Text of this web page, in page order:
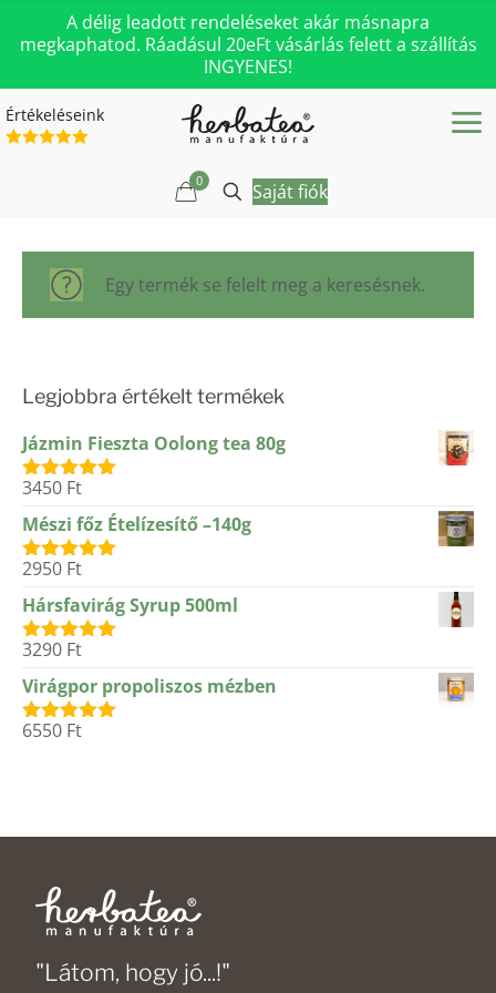
A délig leadott rendeléseket akár másnapra
megkaphatod. Ráadásul 20eFt vásárlás felett a szállítás
INGYENES!
Értékeléseink
0 Saját fiók
Egy termék se felelt meg a keresésnek.
Legjobbra értékelt termékek
Jázmin Fieszta Oolong tea 80g
Értékelés:
3450 Ft
Mészi főz Ételízesítő –140g
Értékelés:
2950 Ft
Hársfavirág Syrup 500ml
Értékelés:
3290 Ft
Virágpor propoliszos mézben
Értékelés:
6550 Ft
"Látom, hogy jó...!"